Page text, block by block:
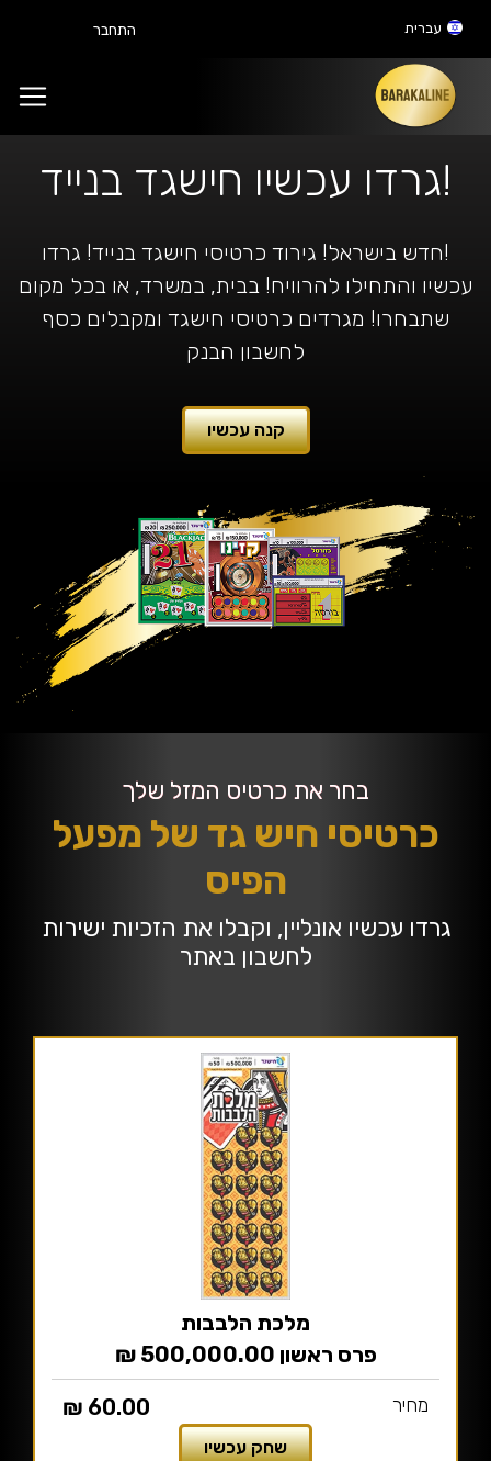
עברית התחבר
!גרדו עכשיו חישגד בנייד
!חדש בישראל! גירוד כרטיסי חישגד בנייד! גרדו
עכשיו והתחילו להרוויח! בבית, במשרד, או בכל מקום
שתבחרו! מגרדים כרטיסי חישגד ומקבלים כסף
לחשבון הבנק
קנה עכשיו
בחר את כרטיס המזל שלך
כרטיסי חיש גד של מפעל
הפיס
גרדו עכשיו אונליין, וקבלו את הזכיות ישירות
לחשבון באתר
מלכת הלבבות
פרס ראשון 500,000.00 ₪
מחיר 60.00 ₪
שחק עכשיו